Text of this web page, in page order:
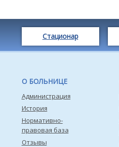
Стационар
О БОЛЬНИЦЕ
Администрация
История
Нормативно-
правовая база
Отзывы